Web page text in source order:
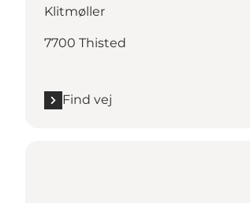
Klitmøller
7700 Thisted
Find vej